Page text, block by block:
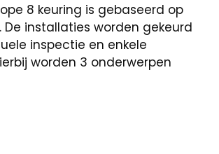
8 keuring is gebaseerd op
. De installaties worden gekeurd
inspectie en enkele
worden 3 onderwerpen